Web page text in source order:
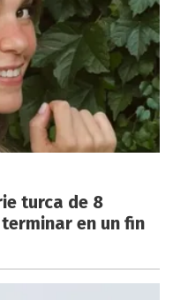
turca de 8
en un fin